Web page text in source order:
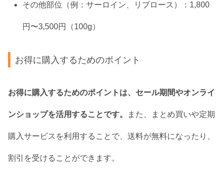
その他部位（例：サーロイン、リブロース）：1,800
円〜3,500円（100g）
お得に購入するためのポイント
お得に購入するためのポイントは、セール期間やオンライ
ンショップを活用することです。 また、まとめ買いや定期
購入サービスを利用することで、送料が無料になったり、
割引を受けることができます。